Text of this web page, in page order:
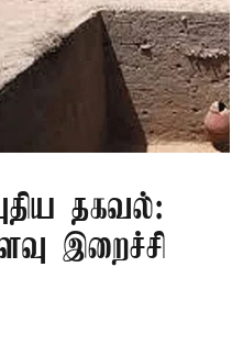
தகவல்:
இறைச்சி